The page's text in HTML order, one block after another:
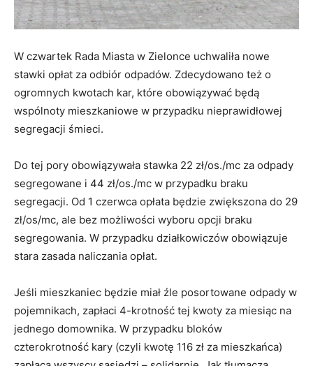
W czwartek Rada Miasta w Zielonce uchwaliła nowe
stawki opłat za odbiór odpadów. Zdecydowano też o
ogromnych kwotach kar, które obowiązywać będą
wspólnoty mieszkaniowe w przypadku nieprawidłowej
segregacji śmieci.
Do tej pory obowiązywała stawka 22 zł/os./mc za odpady
segregowane i 44 zł/os./mc w przypadku braku
segregacji. Od 1 czerwca opłata będzie zwiększona do 29
zł/os/mc, ale bez możliwości wyboru opcji braku
segregowania. W przypadku działkowiczów obowiązuje
stara zasada naliczania opłat.
Jeśli mieszkaniec będzie miał źle posortowane odpady w
pojemnikach, zapłaci 4-krotność tej kwoty za miesiąc na
jednego domownika. W przypadku bloków
czterokrotność kary (czyli kwotę 116 zł za mieszkańca)